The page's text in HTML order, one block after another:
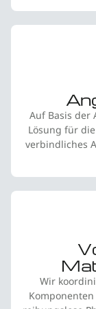
Auf Basis der
Lösung für
verbindliches
Wir